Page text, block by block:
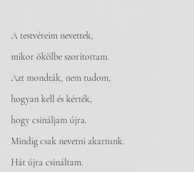
A testvéreim nevettek,
mikor ökölbe szorítottam.
Azt mondták, nem tudom,
hogyan kell és kérték,
hogy csináljam újra.
Mindig csak nevetni akartunk.
Hát újra csináltam.